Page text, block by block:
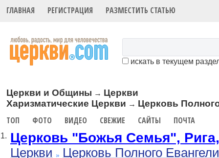
ГЛАВНАЯ РЕГИСТРАЦИЯ РАЗМЕСТИТЬ СТАТЬЮ
искать в текущем
Церкви и Общины → Церкви
Харизматические Церкви → Церковь
ТОП ФОТО ВИДЕО СВЕЖИЕ САЙТЫ ПОЧТА
1. Церковь "Божья Семья",
Церкви
Церковь Полного